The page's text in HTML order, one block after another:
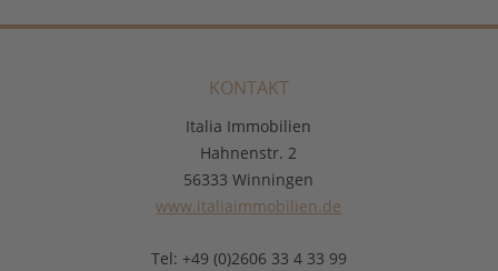
KONTAKT
Italia Immobilien
Hahnenstr. 2
56333 Winningen
www.italiaimmobilien.de
Tel: +49 (0)2606 33 4 33 99